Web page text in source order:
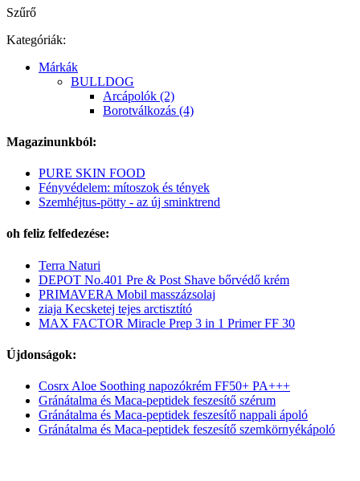
Szűrő
Kategóriák:
Márkák
BULLDOG
Arcápolók (2)
Borotválkozás (4)
Magazinunkból:
PURE SKIN FOOD
Fényvédelem: mítoszok és tények
Szemhéjtus-pötty - az új sminktrend
oh feliz felfedezése:
Terra Naturi
DEPOT No.401 Pre & Post Shave bőrvédő krém
PRIMAVERA Mobil masszázsolaj
ziaja Kecsketej tejes arctisztító
MAX FACTOR Miracle Prep 3 in 1 Primer FF 30
Újdonságok:
Cosrx Aloe Soothing napozókrém FF50+ PA+++
Gránátalma és Maca-peptidek feszesítő szérum
Gránátalma és Maca-peptidek feszesítő nappali ápoló
Gránátalma és Maca-peptidek feszesítő szemkörnyékápoló